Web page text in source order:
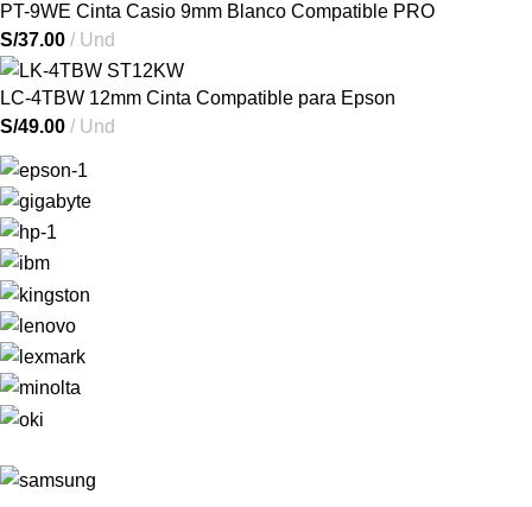
PT-9WE Cinta Casio 9mm Blanco Compatible PRO
S/37.00 Und
LC-4TBW 12mm Cinta Compatible para Epson
S/49.00 Und